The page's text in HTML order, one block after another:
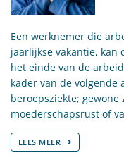
Een werknemer die
jaarlijkse vakantie, kan
het einde van de
kader van de volgende
beroepsziekte; gewone
moederschapsrust of
LEES MEER